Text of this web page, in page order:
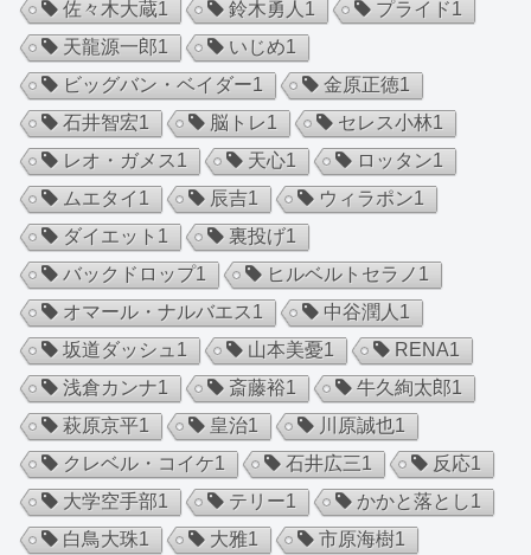
佐々木大蔵1 鈴木勇人 1 プライド1
天龍源一郎1 いじめ1
ビッグバン・ベイダー1 金原正徳1
石井智宏1 脳トレ1 セレス小林1
レオ・ガメス1 天心1 ロッタン1
ムエタイ 1 辰吉1 ウィラポン1
ダイエット 1 裏投げ1
バックドロップ1 ヒルベルトセラノ 1
オマール・ナルバエス1 中谷潤人 1
坂道ダッシュ 1 山本美憂1 RENA1
浅倉カンナ1 斎藤裕1 牛久絢太郎1
萩原京平1 皇治1 川原誠也1
クレベル・コイケ1 石井広三1 反応1
大学空手部1 テリー1 かかと落とし1
白鳥大珠1 大雅1 市原海樹1